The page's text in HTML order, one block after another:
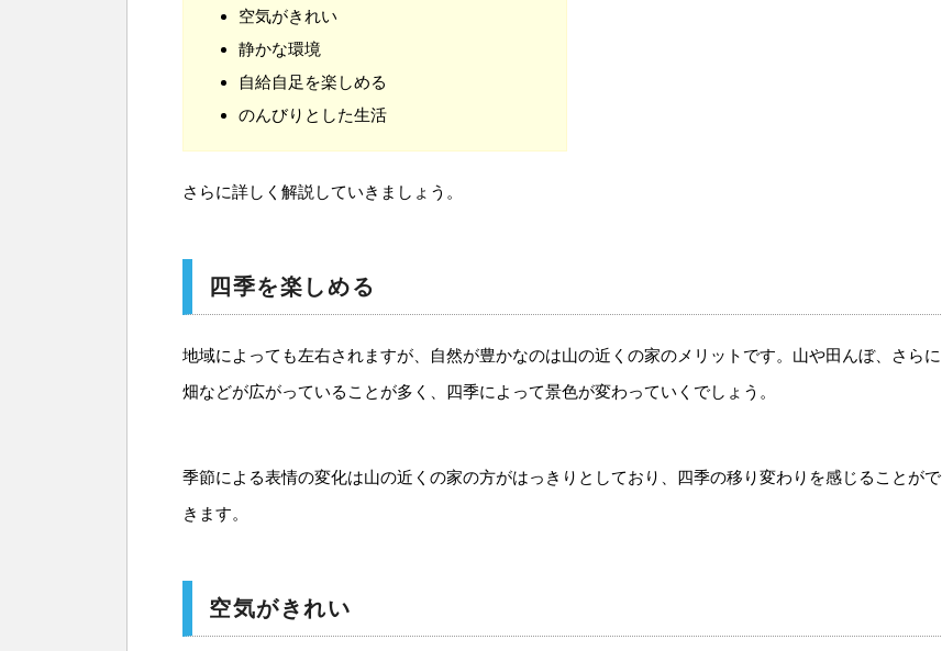
空気がきれい
静かな環境
自給自足を楽しめる
のんびりとした生活
さらに詳しく解説していきましょう。
四季を楽しめる
地域によっても左右されますが、自然が豊かなのは山の近くの家のメリットです。山や田んぼ、さらに
畑などが広がっていることが多く、四季によって景色が変わっていくでしょう。
季節による表情の変化は山の近くの家の方がはっきりとしており、四季の移り変わりを感じることがで
きます。
空気がきれい